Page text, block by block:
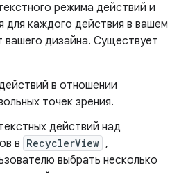
режима действий и
для каждого действия в вашем
вашего дизайна. Существует
в отношении
точек зрения.
действий над
в RecyclerView ,
выбрать несколько